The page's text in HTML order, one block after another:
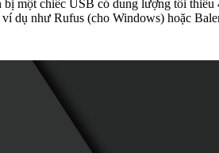
bị một chiếc USB có dung lượng tối
dụ như Rufus (cho Windows) hoặc